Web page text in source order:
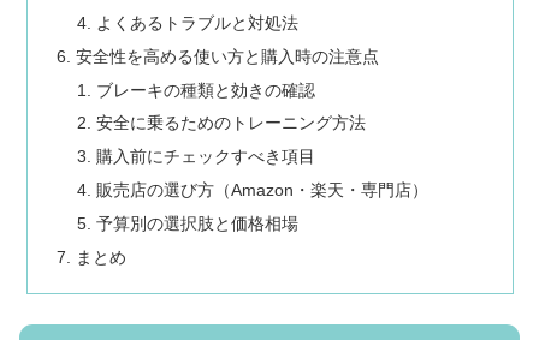
よくあるトラブルと対処法
安全性を高める使い方と購入時の注意点
ブレーキの種類と効きの確認
安全に乗るためのトレーニング方法
購入前にチェックすべき項目
販売店の選び方（Amazon・楽天・専門店）
予算別の選択肢と価格相場
まとめ